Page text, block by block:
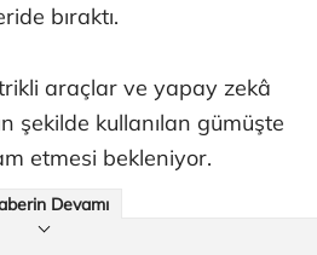
bıraktı.
araçlar ve yapay zekâ
şekilde kullanılan gümüşte
etmesi bekleniyor.
Devamı